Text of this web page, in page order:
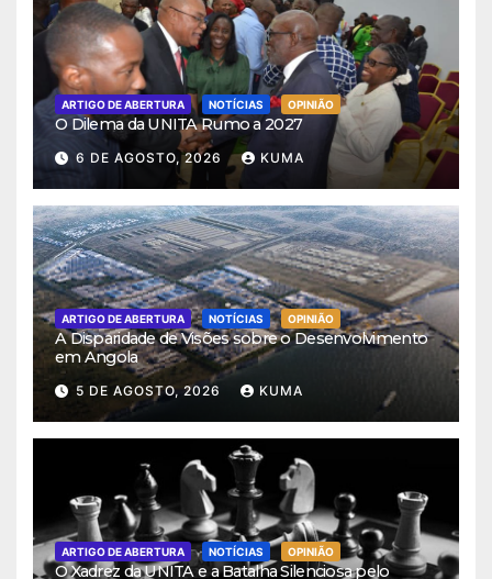
ARTIGO DE ABERTURA NOTÍCIAS OPINIÃO
O Dilema da UNITA Rumo a 2027
6 DE AGOSTO, 2026 KUMA
ARTIGO DE ABERTURA NOTÍCIAS OPINIÃO
A Disparidade de Visões sobre o Desenvolvimento
em Angola
5 DE AGOSTO, 2026 KUMA
ARTIGO DE ABERTURA NOTÍCIAS OPINIÃO
O Xadrez da UNITA e a Batalha Silenciosa pelo